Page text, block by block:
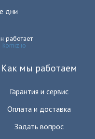
дни
работает
komiz.io
Как мы работаем
Гарантия и сервис
Оплата и доставка
Задать вопрос